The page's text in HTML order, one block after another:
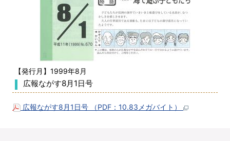
【発行月】1999年8月
広報ながす8月1日号
広報ながす8月1日号 （PDF：10.83メガバイト）